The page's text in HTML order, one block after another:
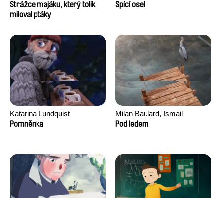
Strážce majáku, který tolik
miloval ptáky
Spící osel
Katarina Lundquist
Pomněnka
Milan Baulard, Ismail
Berrahma, Flore Dupont,
Pod ledem